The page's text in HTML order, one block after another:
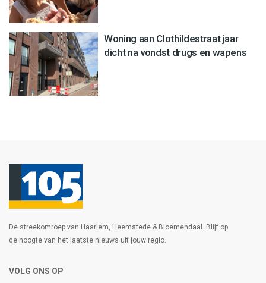
Woning aan Clothildestraat jaar
dicht na vondst drugs en wapens
De streekomroep van Haarlem, Heemstede & Bloemendaal. Blijf op
de hoogte van het laatste nieuws uit jouw regio.
VOLG ONS OP